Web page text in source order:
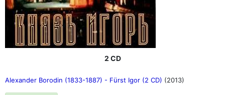
2 CD
Alexander Borodin (1833-1887) - Fürst Igor (2 CD) (2013)